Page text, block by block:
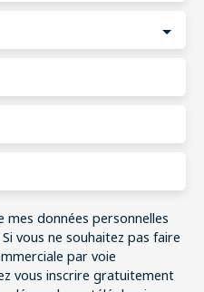
mes données personnelles
vous ne souhaitez pas faire
par voie
vous inscrire gratuitement